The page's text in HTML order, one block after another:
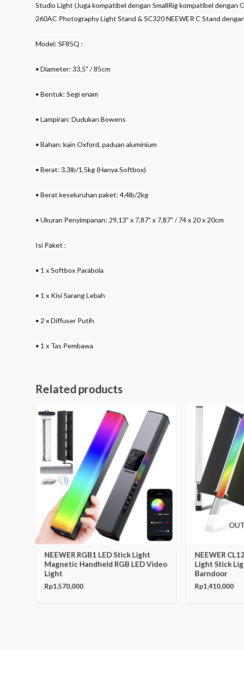
Studio Light (Juga kompatibel dengan SmallRig kompatibel
260AC Photography Light Stand & SC320 NEEWER C Stand
Model: SF85Q :
• Diameter: 33,5" / 85cm
• Bentuk: Segi enam
• Lampiran: Dudukan Bowens
• Bahan: kain Oxford, paduan aluminium
• Berat: 3,3lb/1,5kg (Hanya Softbox)
• Berat keseluruhan paket: 4,4lb/2kg
• Ukuran Penyimpanan: 29,13" x 7,87" x 7,87" / 74 x 20 x 20cm
Isi Paket :
• 1 x Softbox Parabola
• 1 x Kisi Sarang Lebah
• 2 x Diffuser Putih
• 1 x Tas Pembawa
Related products
NEEWER RGB1 LED Stick Light
Magnetic Handheld RGB LED Video
Light
Rp1,570,000
NEEWER
Light Stick
Barndoor
Rp1,410,000